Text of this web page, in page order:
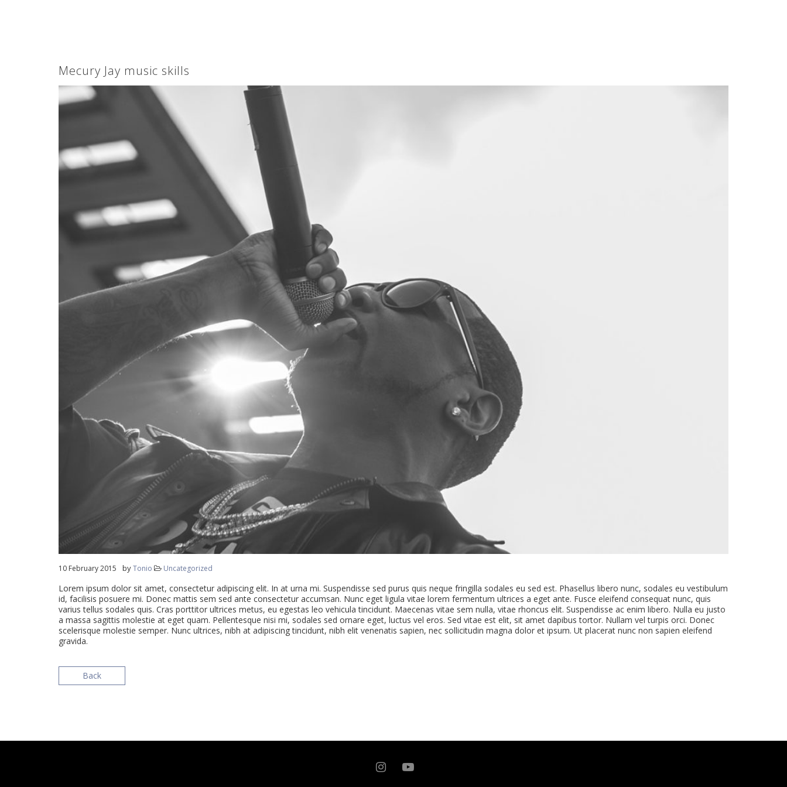
Mecury Jay music skills
10 February 2015 byTonio Uncategorized
Lorem ipsum dolor sit amet, consectetur adipiscing elit. In at urna mi. Suspendisse sed purus quis neque fringilla sodales eu sed est. Phasellus libero nunc, sodales eu vestibulum
id, facilisis posuere mi. Donec mattis sem sed ante consectetur accumsan. Nunc eget ligula vitae lorem fermentum ultrices a eget ante. Fusce eleifend consequat nunc, quis
varius tellus sodales quis. Cras porttitor ultrices metus, eu egestas leo vehicula tincidunt. Maecenas vitae sem nulla, vitae rhoncus elit. Suspendisse ac enim libero. Nulla eu justo
a massa sagittis molestie at eget quam. Pellentesque nisi mi, sodales sed ornare eget, luctus vel eros. Sed vitae est elit, sit amet dapibus tortor. Nullam vel turpis orci. Donec
scelerisque molestie semper. Nunc ultrices, nibh at adipiscing tincidunt, nibh elit venenatis sapien, nec sollicitudin magna dolor et ipsum. Ut placerat nunc non sapien eleifend
gravida.
Back